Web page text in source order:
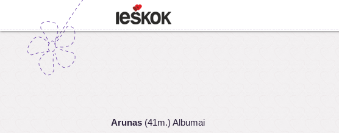
Arunas (41m.) Albumai